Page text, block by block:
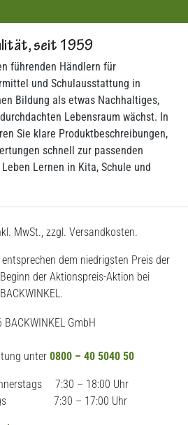
seit 1959
führenden Händlern für
und Schulausstattung in
Bildung als etwas Nachhaltiges,
Lebensraum wächst. In
Sie klare Produktbeschreibungen,
schnell zur passenden
Lernen in Kita, Schule und
MwSt., zzgl. Versandkosten.
dem niedrigsten Preis der
der Aktionspreis-Aktion bei
BACKWINKEL.
GmbH
unter 0800 – 40 5040 50
7:30 – 18:00 Uhr
7:30 – 17:00 Uhr